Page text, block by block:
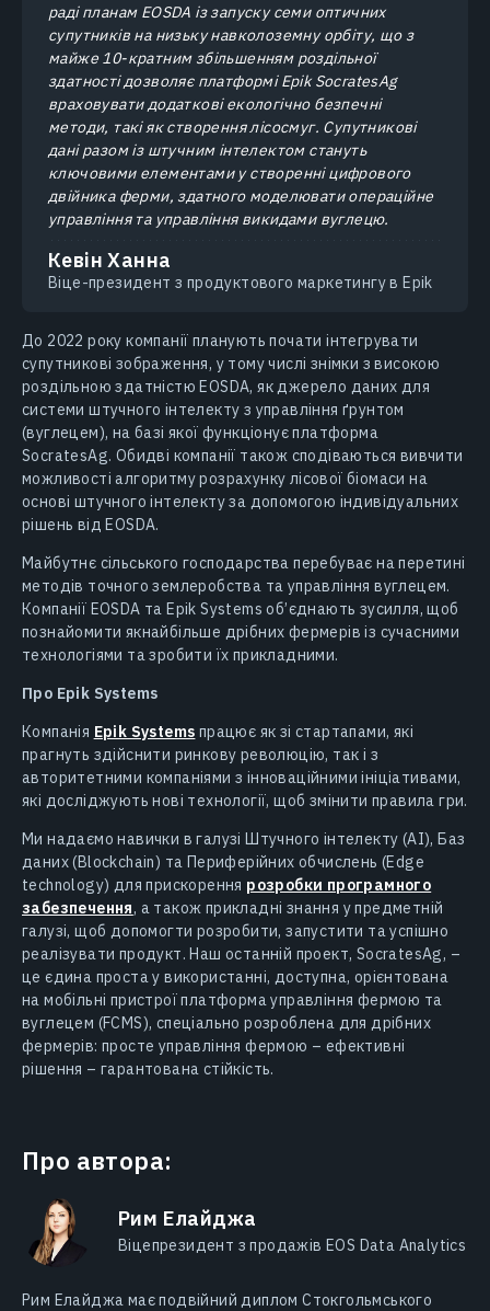
раді планам EOSDA із запуску семи оптичних
супутників на низьку навколоземну орбіту, що з
майже 10-кратним збільшенням роздільної
здатності дозволяє платформі Epik SocratesAg
враховувати додаткові екологічно безпечні
методи, такі як створення лісосмуг. Супутникові
дані разом із штучним інтелектом стануть
ключовими елементами у створенні цифрового
двійника ферми, здатного моделювати операційне
управління та управління викидами вуглецю.
Кевін Ханна
Віце-президент з продуктового маркетингу в Epik
До 2022 року компанії планують почати інтегрувати
супутникові зображення, у тому числі знімки з високою
роздільною здатністю EOSDA, як джерело даних для
системи штучного інтелекту з управління ґрунтом
(вуглецем), на базі якої функціонує платформа
SocratesAg. Обидві компанії також сподіваються вивчити
можливості алгоритму розрахунку лісової біомаси на
основі штучного інтелекту за допомогою індивідуальних
рішень від EOSDA.
Майбутнє сільського господарства перебуває на перетині
методів точного землеробства та управління вуглецем.
Компанії EOSDA та Epik Systems об’єднають зусилля, щоб
познайомити якнайбільше дрібних фермерів із сучасними
технологіями та зробити їх прикладними.
Про Epik Systems
Компанія Epik Systems працює як зі стартапами, які
прагнуть здійснити ринкову революцію, так і з
авторитетними компаніями з інноваційними ініціативами,
які досліджують нові технології, щоб змінити правила гри.
Ми надаємо навички в галузі Штучного інтелекту (AI), Баз
даних (Blockchain) та Периферійних обчислень (Edge
technology) для прискорення розробки програмного
забезпечення, а також прикладні знання у предметній
галузі, щоб допомогти розробити, запустити та успішно
реалізувати продукт. Наш останній проект, SocratesAg, –
це єдина проста у використанні, доступна, орієнтована
на мобільні пристрої платформа управління фермою та
вуглецем (FCMS), спеціально розроблена для дрібних
фермерів: просте управління фермою – ефективні
рішення – гарантована стійкість.
Про автора:
Рим Елайджа
Віцепрезидент з продажів EOS Data Analytics
Рим Елайджa має подвійний диплом Стокгольмського